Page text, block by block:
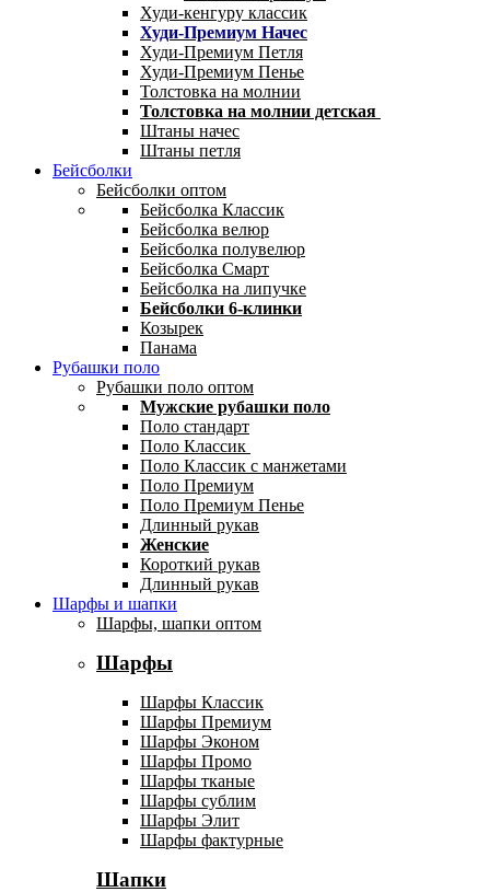
Худи-кенгуру классик
Худи-Премиум Начес
Худи-Премиум Петля
Худи-Премиум Пенье
Толстовка на молнии
Толстовка на молнии детская
Штаны начес
Штаны петля
Бейсболки
Бейсболки оптом
Бейсболка Классик
Бейсболка велюр
Бейсболка полувелюр
Бейсболка Смарт
Бейсболка на липучке
Бейсболки 6-клинки
Козырек
Панама
Рубашки поло
Рубашки поло оптом
Мужские рубашки поло
Поло стандарт
Поло Классик
Поло Классик с манжетами
Поло Премиум
Поло Премиум Пенье
Длинный рукав
Женские
Короткий рукав
Длинный рукав
Шарфы и шапки
Шарфы, шапки оптом
Шарфы
Шарфы Классик
Шарфы Премиум
Шарфы Эконом
Шарфы Промо
Шарфы тканые
Шарфы сублим
Шарфы Элит
Шарфы фактурные
Шапки